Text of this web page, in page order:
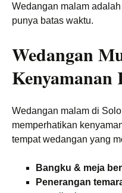
Wedangan malam
punya batas waktu.
Wedangan
Kenyamanan
Wedangan malam di
memperhatikan
tempat wedangan yang
Bangku & meja
Penerangan